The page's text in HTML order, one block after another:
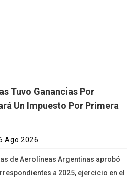
Tuvo Ganancias Por
Un Impuesto Por Primera
Ago 2026
de Aerolíneas Argentinas aprobó
a 2025, ejercicio en el